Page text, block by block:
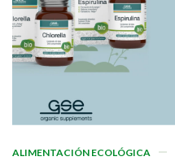
ALIMENTACIÓN ECOLÓGICA